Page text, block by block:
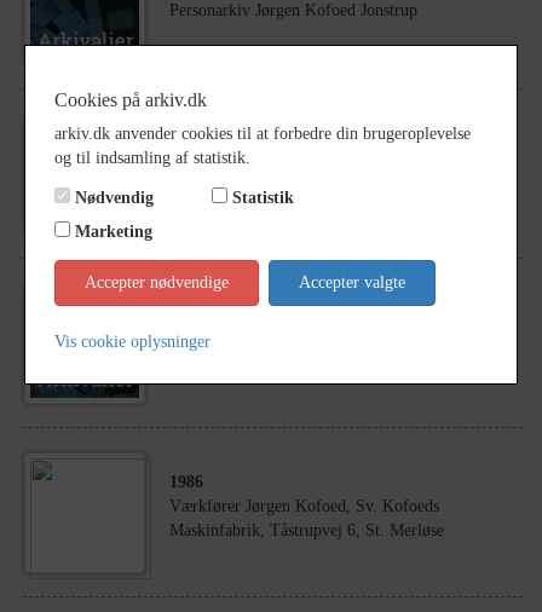
Personarkiv Jørgen Kofoed Jonstrup
1800- 1900
Personarkiv Jørgen O. Kofoed. Gårdejer.
1986
Værkfører Jørgen Kofoed, Sv. Kofoeds
Maskinfabrik, Tåstrupvej 6, St. Merløse
Cookies på arkiv.dk
arkiv.dk anvender cookies til at forbedre din brugeroplevelse
og til indsamling af statistik.
Nødvendig
Statistik
Marketing
Accepter nødvendige Accepter valgte
Vis cookie oplysninger